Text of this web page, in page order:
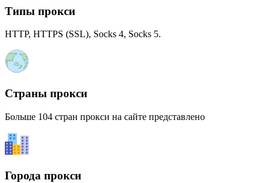
Типы прокси
HTTP, HTTPS (SSL), Socks 4, Socks 5.
Страны прокси
Больше 104 стран прокси на сайте представлено
Города прокси